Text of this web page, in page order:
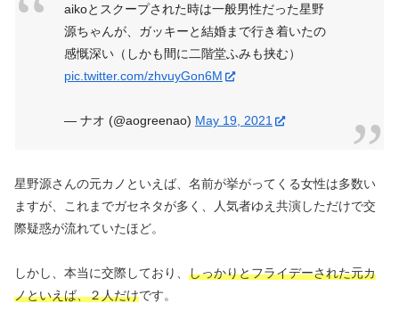
aikoとスクープされた時は一般男性だった星野
源ちゃんが、ガッキーと結婚まで行き着いたの
感慨深い（しかも間に二階堂ふみも挟む）
pic.twitter.com/zhvuyGon6M
— ナオ (@aogreenao) May 19, 2021
星野源さんの元カノといえば、名前が挙がってくる女性は多数い
ますが、これまでガセネタが多く、人気者ゆえ共演しただけで交
際疑惑が流れていたほど。
しかし、本当に交際しており、 しっかりとフライデーされた元カ
ノといえば、２人だけです。